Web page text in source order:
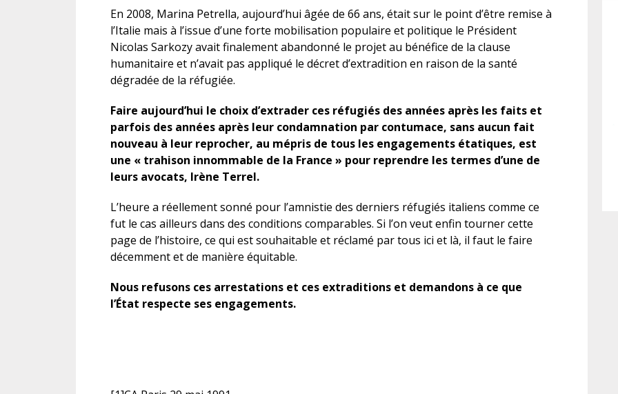
En 2008, Marina Petrella, aujourd’hui âgée de 66 ans, était sur le point d’être remise à
l’Italie mais à l’issue d’une forte mobilisation populaire et politique le Président
Nicolas Sarkozy avait finalement abandonné le projet au bénéfice de la clause
humanitaire et n’avait pas appliqué le décret d’extradition en raison de la santé
dégradée de la réfugiée.
Faire aujourd’hui le choix d’extrader ces réfugiés des années après les faits et
parfois des années après leur condamnation par contumace, sans aucun fait
nouveau à leur reprocher, au mépris de tous les engagements étatiques, est
une « trahison innommable de la France » pour reprendre les termes d’une de
leurs avocats, Irène Terrel.
L’heure a réellement sonné pour l’amnistie des derniers réfugiés italiens comme ce
fut le cas ailleurs dans des conditions comparables. Si l’on veut enfin tourner cette
page de l’histoire, ce qui est souhaitable et réclamé par tous ici et là, il faut le faire
décemment et de manière équitable.
Nous refusons ces arrestations et ces extraditions et demandons à ce que
l’État respecte ses engagements.